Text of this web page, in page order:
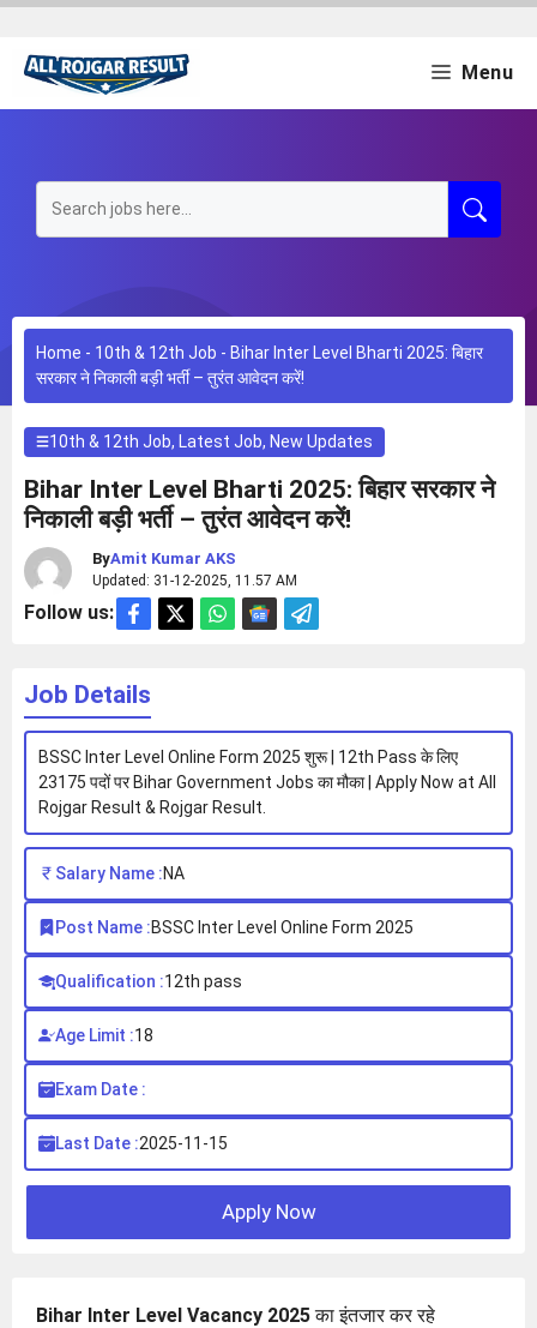
Skip
content
Menu
Home - 10th & 12th Job - Bihar Inter Level Bharti 2025: बिहार
सरकार ने निकाली बड़ी भर्ती – तुरंत आवेदन करें!
10th & 12th Job,Latest Job,New Updates
Bihar Inter Level Bharti 2025: बिहार सरकार ने
निकाली बड़ी भर्ती – तुरंत आवेदन करें!
ByAmit Kumar AKS
Updated: 31-12-2025, 11.57 AM
Follow us:
Job Details
BSSC Inter Level Online Form 2025 शुरू | 12th Pass के लिए
23175 पदों पर Bihar Government Jobs का मौका | Apply Now at All
Rojgar Result & Rojgar Result.
Salary Name :NA
Post Name :BSSC Inter Level Online Form 2025
Qualification :12th pass
Age Limit :18
Exam Date :
Last Date :2025-11-15
Apply Now
Bihar Inter Level Vacancy 2025का इंतजार कर रहे